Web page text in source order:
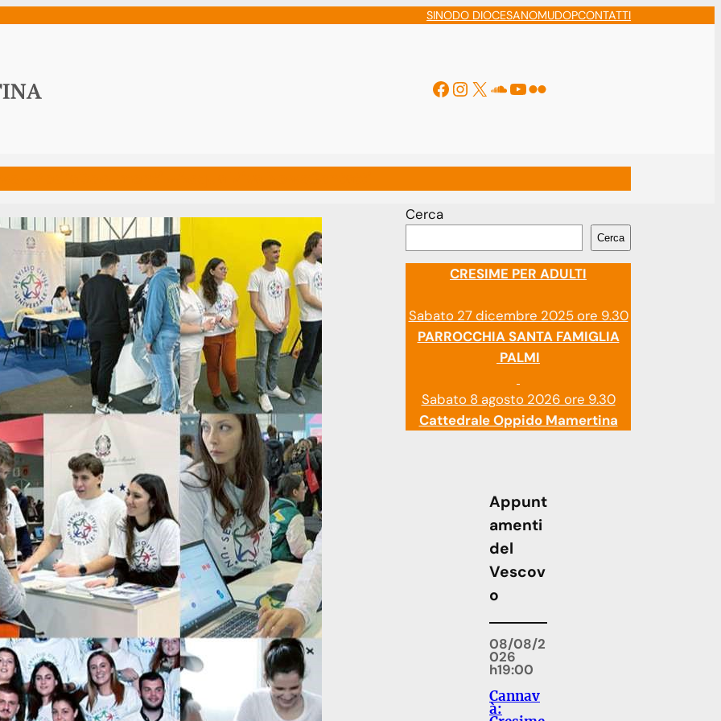
SINODO DIOCESANOMUDOPCONTATTI
Facebook
Instagram
X Soundcloud
YouTube
Flickr
Cerca
Cerca
CRESIME PER ADULTI
Sabato 27 dicembre 2025 ore 9.30
PARROCCHIA SANTA FAMIGLIA
PALMI
Sabato 8 agosto 2026 ore 9.30
Cattedrale Oppido Mamertina
Appunt
amenti
del
Vescov
o
08/08/2
026
h19:00
Cannav
à: